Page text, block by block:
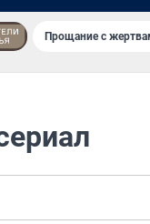
Прощание с